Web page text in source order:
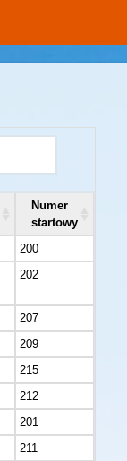
Numer
startowy
200
202
207
209
215
212
201
211